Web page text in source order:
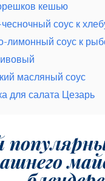
кешью
соус к
лимонный соус к
масляный соус
для салата Цезарь